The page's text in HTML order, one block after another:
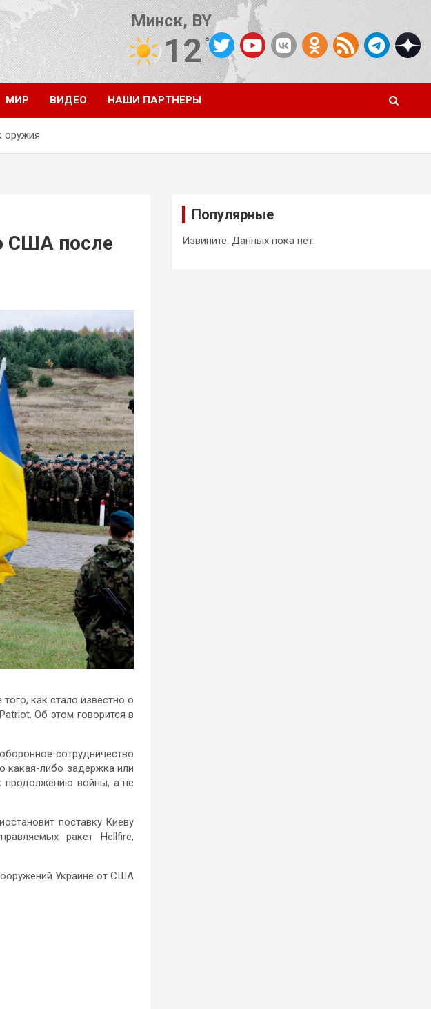
Минск, BY
12°C
Погода от OpenWeatherMap
МИР ВИДЕО НАШИ ПАРТНЕРЫ
оружия
США после
как стало известно о
Об этом говорится в
сотрудничество
какая-либо задержка или
продолжению войны, а не
поставку Киеву
ракет Hellfire,
Украине от США
Популярные
Извините. Данных пока нет.